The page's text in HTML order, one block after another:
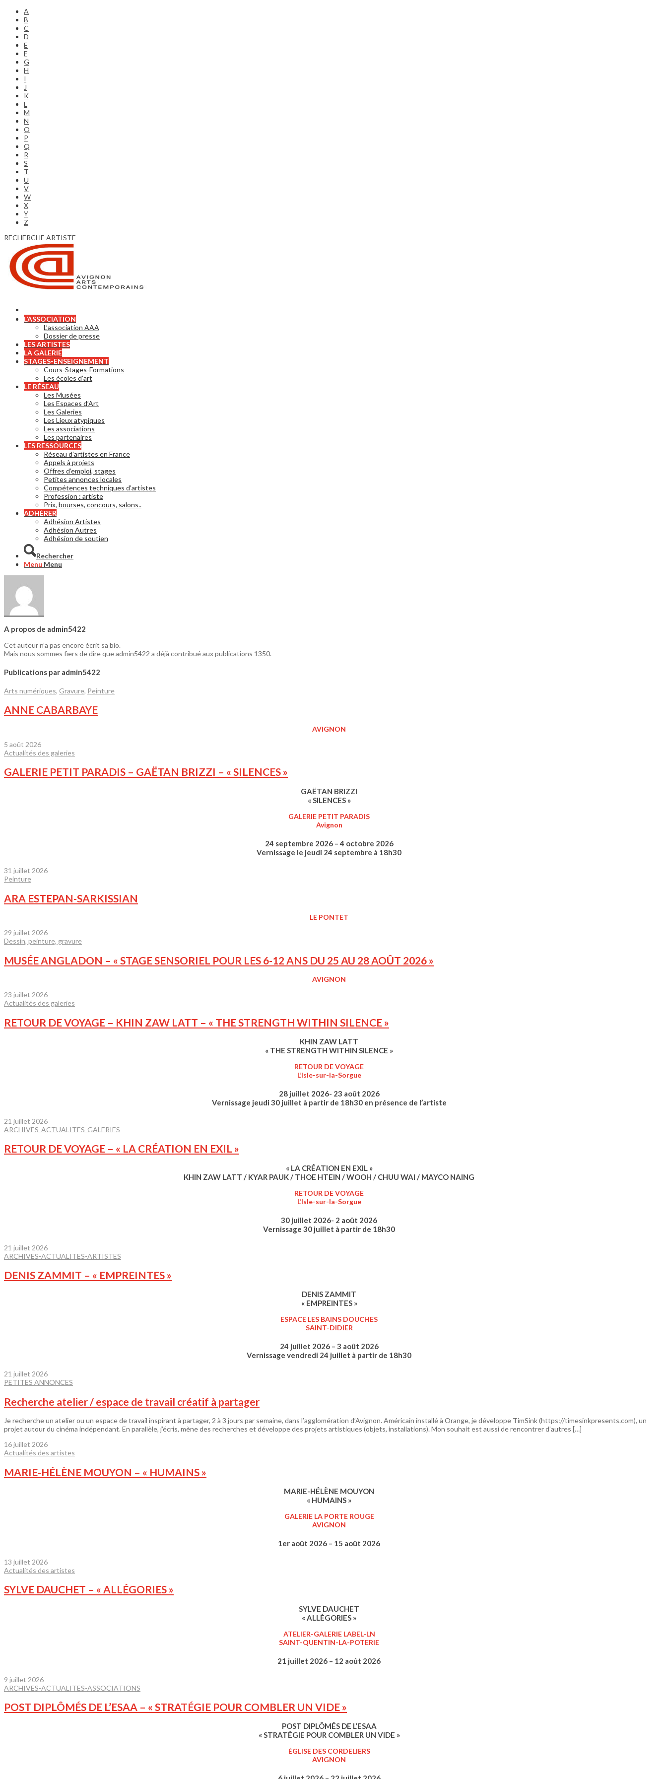
A
B
C
D
E
F
G
H
I
J
K
L
M
N
O
P
Q
R
S
T
U
V
W
X
Y
Z
RECHERCHE ARTISTE
L’ASSOCIATION
L’association AAA
Dossier de presse
LES ARTISTES
LA GALERIE
STAGES-ENSEIGNEMENT
Cours-Stages-Formations
Les écoles d’art
LE RÉSEAU
Les Musées
Les Espaces d’Art
Les Galeries
Les Lieux atypiques
Les associations
Les partenaires
LES RESSOURCES
Réseau d’artistes en France
Appels à projets
Offres d’emploi, stages
Petites annonces locales
Compétences techniques d’artistes
Profession : artiste
Prix, bourses, concours, salons..
ADHÉRER
Adhésion Artistes
Adhésion Autres
Adhésion de soutien
Rechercher
Menu Menu
A propos de admin5422
Cet auteur n’a pas encore écrit sa bio.
Mais nous sommes fiers de dire queadmin5422 a déjà contribué aux publications 1350.
Publications par admin5422
Arts numériques, Gravure, Peinture
ANNE CABARBAYE
AVIGNON
5 août 2026
Actualités des galeries
GALERIE PETIT PARADIS – GAËTAN BRIZZI – « SILENCES »
GAËTAN BRIZZI
« SILENCES »
GALERIE PETIT PARADIS
Avignon
24 septembre 2026 – 4 octobre 2026
Vernissage le jeudi 24 septembre à 18h30
31 juillet 2026
Peinture
ARA ESTEPAN-SARKISSIAN
LE PONTET
29 juillet 2026
Dessin, peinture, gravure
MUSÉE ANGLADON – « STAGE SENSORIEL POUR LES 6-12 ANS DU 25 AU 28 AOÛT 2026 »
AVIGNON
23 juillet 2026
Actualités des galeries
RETOUR DE VOYAGE – KHIN ZAW LATT – « THE STRENGTH WITHIN SILENCE »
KHIN ZAW LATT
« THE STRENGTH WITHIN SILENCE »
RETOUR DE VOYAGE
L’Isle-sur-la-Sorgue
28 juillet 2026- 23 août 2026
Vernissage jeudi 30 juillet à partir de 18h30 en présence de l’artiste
21 juillet 2026
ARCHIVES-ACTUALITES-GALERIES
RETOUR DE VOYAGE – « LA CRÉATION EN EXIL »
« LA CRÉATION EN EXIL »
KHIN ZAW LATT / KYAR PAUK / THOE HTEIN / WOOH / CHUU WAI / MAYCO NAING
RETOUR DE VOYAGE
L’Isle-sur-la-Sorgue
30 juillet 2026- 2 août 2026
Vernissage 30 juillet à partir de 18h30
21 juillet 2026
ARCHIVES-ACTUALITES-ARTISTES
DENIS ZAMMIT – « EMPREINTES »
DENIS ZAMMIT
« EMPREINTES »
ESPACE LES BAINS DOUCHES
SAINT-DIDIER
24 juillet 2026 – 3 août 2026
Vernissage vendredi 24 juillet à partir de 18h30
21 juillet 2026
PETITES ANNONCES
Recherche atelier / espace de travail créatif à partager
Je recherche un atelier ou un espace de travail inspirant à partager, 2 à 3 jours par semaine, dans l’agglomération d’Avignon. Américain installé à Orange, je développe TimSink (https://timesinkpresents.com), un
projet autour du cinéma indépendant. En parallèle, j’écris, mène des recherches et développe des projets artistiques (objets, installations). Mon souhait est aussi de rencontrer d’autres […]
16 juillet 2026
Actualités des artistes
MARIE-HÉLÈNE MOUYON – « HUMAINS »
MARIE-HÉLÈNE MOUYON
« HUMAINS »
GALERIE LA PORTE ROUGE
AVIGNON
1er août 2026 – 15 août 2026
13 juillet 2026
Actualités des artistes
SYLVE DAUCHET – « ALLÉGORIES »
SYLVE DAUCHET
« ALLÉGORIES »
ATELIER-GALERIE LABEL-LN
SAINT-QUENTIN-LA-POTERIE
21 juillet 2026 – 12 août 2026
9 juillet 2026
ARCHIVES-ACTUALITES-ASSOCIATIONS
POST DIPLÔMÉS DE L’ESAA – « STRATÉGIE POUR COMBLER UN VIDE »
POST DIPLÔMÉS DE L’ESAA
« STRATÉGIE POUR COMBLER UN VIDE »
ÉGLISE DES CORDELIERS
AVIGNON